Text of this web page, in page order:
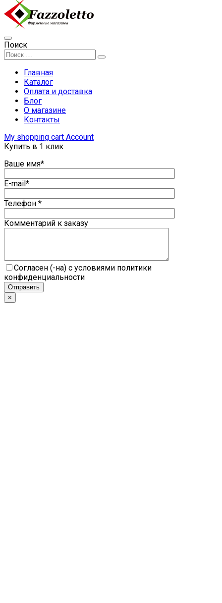
Поиск
Главная
Каталог
Оплата и доставка
Блог
О магазине
Контакты
My shopping cart Account
Купить в 1 клик
Ваше имя*
E-mail*
Телефон *
Комментарий к заказу
Согласен (-на) с условиями политики
конфиденциальности
×